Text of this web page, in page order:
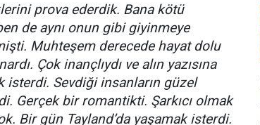
prova ederdik. Bana kötü
de aynı onun gibi giyinmeye
Muhteşem derecede hayat dolu
Çok inançlıydı ve alın yazısına
isterdi. Sevdiği insanların güzel
Gerçek bir romantikti. Şarkıcı olmak
Bir gün Tayland’da yaşamak isterdi.